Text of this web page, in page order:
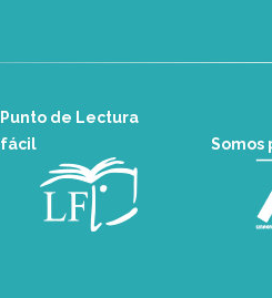
Punto de Lectura
fácil
Somos